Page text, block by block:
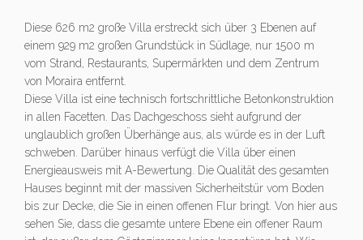
Diese 626 m2 große Villa erstreckt sich über 3 Ebenen auf
einem 929 m2 großen Grundstück in Südlage, nur 1500 m
vom Strand, Restaurants, Supermärkten und dem Zentrum
von Moraira entfernt.
Diese Villa ist eine technisch fortschrittliche Betonkonstruktion
in allen Facetten. Das Dachgeschoss sieht aufgrund der
unglaublich großen Überhänge aus, als würde es in der Luft
schweben. Darüber hinaus verfügt die Villa über einen
Energieausweis mit A-Bewertung. Die Qualität des gesamten
Hauses beginnt mit der massiven Sicherheitstür vom Boden
bis zur Decke, die Sie in einen offenen Flur bringt. Von hier aus
sehen Sie, dass die gesamte untere Ebene ein offener Raum